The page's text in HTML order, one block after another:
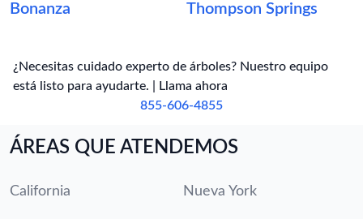
Bonanza Thompson Springs
¿Necesitas cuidado experto de árboles? Nuestro equipo
está listo para ayudarte. | Llama ahora
855-606-4855
ÁREAS QUE ATENDEMOS
California Nueva York